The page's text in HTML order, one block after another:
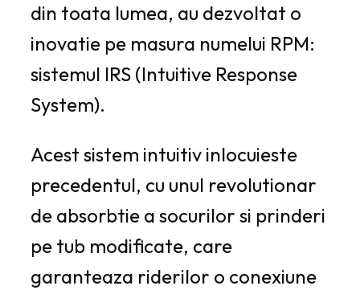
din toata lumea, au dezvoltat o
inovatie pe masura numelui RPM:
sistemul IRS (Intuitive Response
System).
Acest sistem intuitiv inlocuieste
precedentul, cu unul revolutionar
de absorbtie a socurilor si prinderi
pe tub modificate, care
garanteaza riderilor o conexiune